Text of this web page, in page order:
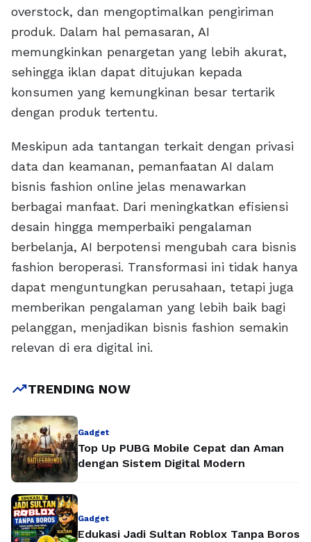
overstock, dan mengoptimalkan pengiriman
produk. Dalam hal pemasaran, AI
memungkinkan penargetan yang lebih akurat,
sehingga iklan dapat ditujukan kepada
konsumen yang kemungkinan besar tertarik
dengan produk tertentu.
Meskipun ada tantangan terkait dengan privasi
data dan keamanan, pemanfaatan AI dalam
bisnis fashion online jelas menawarkan
berbagai manfaat. Dari meningkatkan efisiensi
desain hingga memperbaiki pengalaman
berbelanja, AI berpotensi mengubah cara bisnis
fashion beroperasi. Transformasi ini tidak hanya
dapat menguntungkan perusahaan, tetapi juga
memberikan pengalaman yang lebih baik bagi
pelanggan, menjadikan bisnis fashion semakin
relevan di era digital ini.
trending_upTRENDING NOW
Gadget
Top Up PUBG Mobile Cepat dan Aman
dengan Sistem Digital Modern
Gadget
Edukasi Jadi Sultan Roblox Tanpa Boros